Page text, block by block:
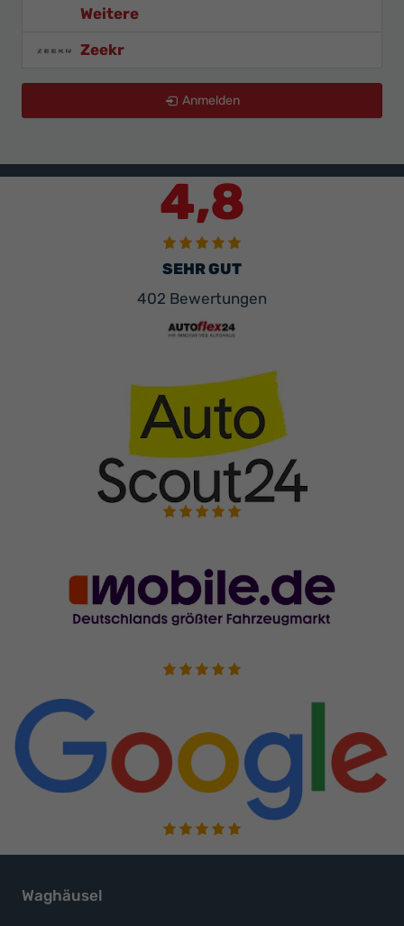
Weitere
Zeekr
Anmelden
4,8
SEHR GUT
402 Bewertungen
Waghäusel